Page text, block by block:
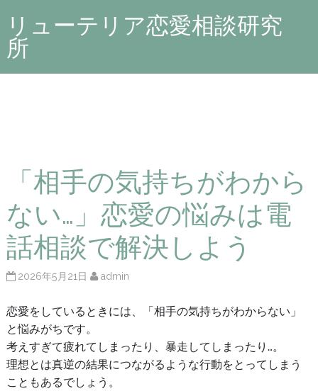
リューテリア恋愛相談研究
所
「相手の気持ちがわから
ない…」恋愛の悩みは電
話相談で解決しよう
2026年5月21日 admin
恋愛をしているときには、「相手の気持ちがわからない」
と悩みがちです。
考えすぎて疲れてしまったり、暴走してしまったり…。
理想とは真逆の結果につながるような行動をとってしまう
こともあるでしょう。